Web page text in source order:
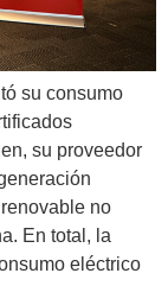
su consumo
su proveedor
no
En total, la
eléctrico